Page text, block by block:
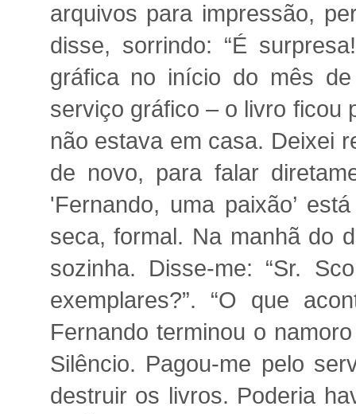
arquivos para impressão,
disse, sorrindo: “É
gráfica no início do mês
serviço gráfico – o livro ficou
não estava em casa. Deixei
de novo, para falar
'Fernando, uma paixão’
seca, formal. Na manhã do
sozinha. Disse-me: “Sr.
exemplares?”. “O que
Fernando terminou o
Silêncio. Pagou-me pelo
destruir os livros. Poderia